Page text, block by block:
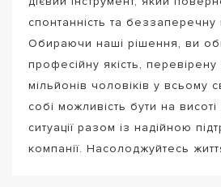
спонтанність та беззаперечну
Обираючи наші рішення, ви
професійну якість, перевірену
мільйонів чоловіків у всьому
собі можливість бути на висоті
ситуації разом із надійною
компанії. Насолоджуйтесь